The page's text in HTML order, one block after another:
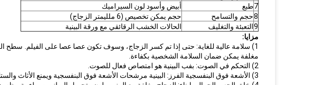
7طبع
أبيض وأسود لون السيراميك
8حجم والتسامح
حجم يمكن تخصيص (6 ملليمتر الزجاج)
9التعبئة والتغليف
الحالات الخشب الرقائقي مع ورقة البينية
مزايا:
1) سلامة عالية للغاية: حتى إذا تم كسر الزجاج، وسوف تكون عصا عصا على الفيلم.
سطح
مغلفة يمكن ضمان السلامة الشخصية بكفاءة.
2) التحكم في الصوت: بفب البينية هو امتصاص فعال للصوت.
3) الأشعة فوق البنفسجية الفرز: البينية مرشحات الأشعة فوق البنفسجية ويمنع الأثاث والستائر يتلاشى تأثير.